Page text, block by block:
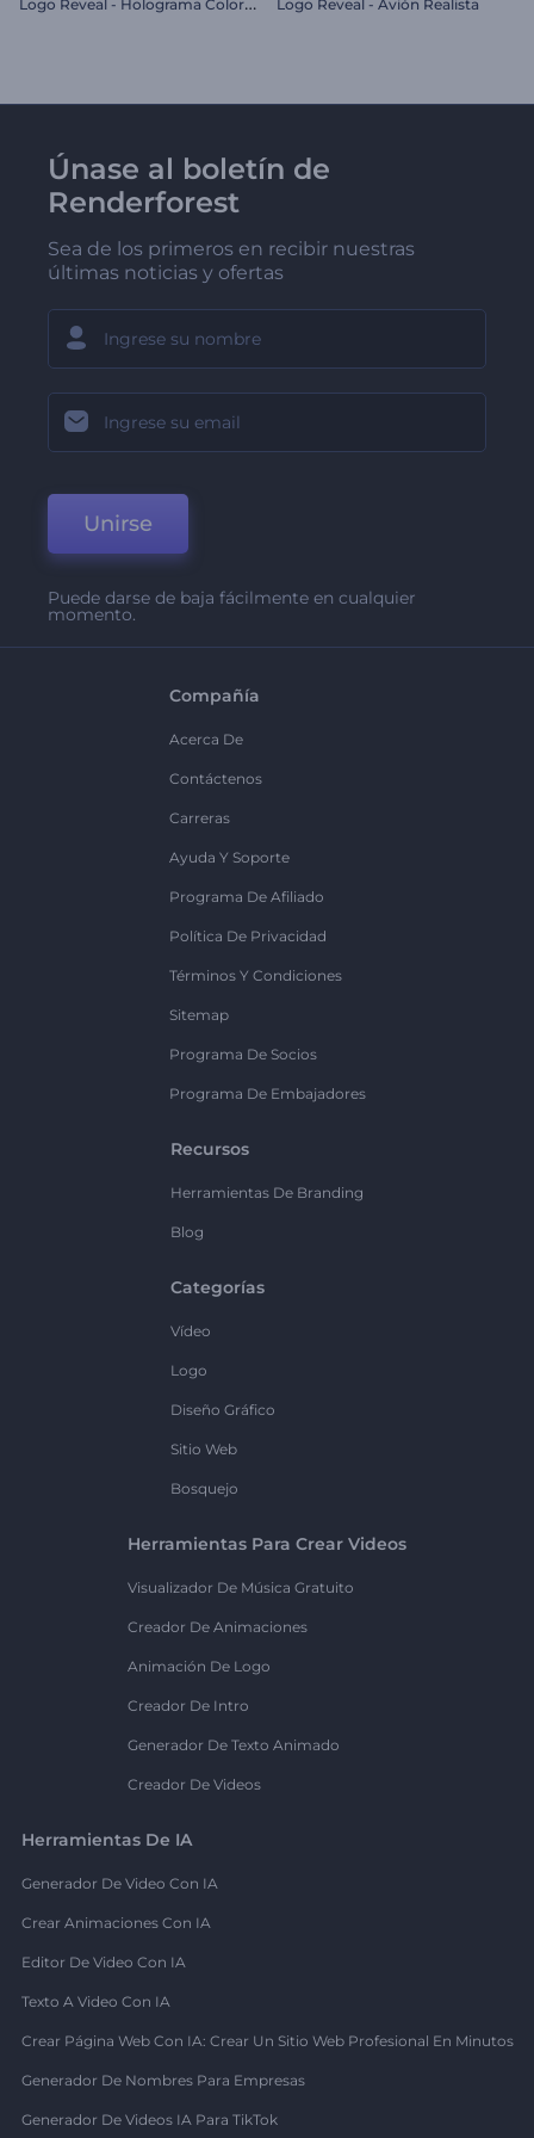
Logo Reveal - Avión Realista
Únase al boletín de
Renderforest
Sea de los primeros en recibir nuestras
últimas noticias y ofertas
Unirse
Puede darse de baja fácilmente en cualquier
momento.
Compañía
Acerca De
Contáctenos
Carreras
Ayuda Y Soporte
Programa De Afiliado
Política De Privacidad
Términos Y Condiciones
Sitemap
Programa De Socios
Programa De Embajadores
Recursos
Herramientas De Branding
Blog
Categorías
Vídeo
Logo
Diseño Gráfico
Sitio Web
Bosquejo
Herramientas Para Crear Videos
Visualizador De Música Gratuito
Creador De Animaciones
Animación De Logo
Creador De Intro
Generador De Texto Animado
Creador De Videos
Herramientas De IA
Generador De Video Con IA
Crear Animaciones Con IA
Editor De Video Con IA
Texto A Video Con IA
Crear Página Web Con IA: Crear Un Sitio Web Profesional En Minutos
Generador De Nombres Para Empresas
Generador De Videos IA Para TikTok